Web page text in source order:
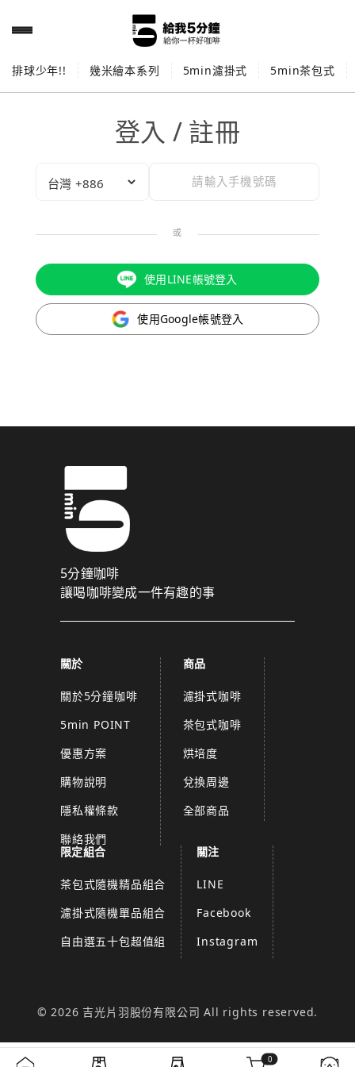
排球少年!! 幾米繪本系列 5min濾掛式 5min茶包式
登入 / 註冊
或
使用LINE帳號登入
使用Google帳號登入
5分鐘咖啡
讓喝咖啡變成一件有趣的事
關於
關於5分鐘咖啡
5min POINT
優惠方案
購物說明
隱私權條款
聯絡我們
商品
濾掛式咖啡
茶包式咖啡
烘培度
兌換周邊
全部商品
限定組合
茶包式隨機精品組合
濾掛式隨機單品組合
自由選五十包超值組
關注
LINE
Facebook
Instagram
© 2026 吉光片羽股份有限公司 All rights reserved.
0
取消
驗證碼已成功發送至您的手機門號！
為了維護您的權益，請於 10 分鐘內填寫認證碼。